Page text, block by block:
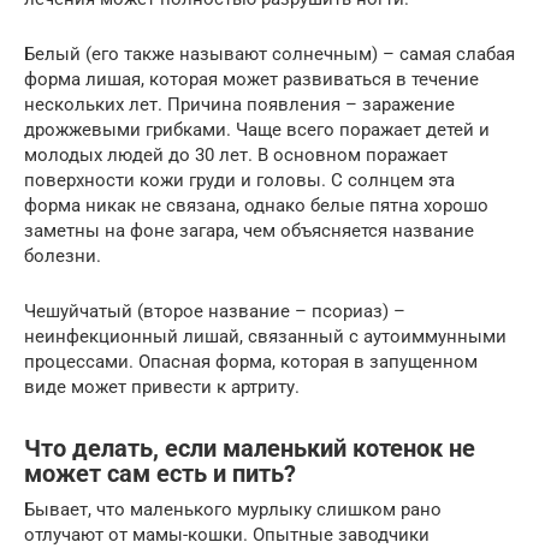
Белый (его также называют солнечным) – самая слабая
форма лишая, которая может развиваться в течение
нескольких лет. Причина появления – заражение
дрожжевыми грибками. Чаще всего поражает детей и
молодых людей до 30 лет. В основном поражает
поверхности кожи груди и головы. С солнцем эта
форма никак не связана, однако белые пятна хорошо
заметны на фоне загара, чем объясняется название
болезни.
Чешуйчатый (второе название – псориаз) –
неинфекционный лишай, связанный с аутоиммунными
процессами. Опасная форма, которая в запущенном
виде может привести к артриту.
Что делать, если маленький котенок не
может сам есть и пить?
Бывает, что маленького мурлыку слишком рано
отлучают от мамы-кошки. Опытные заводчики